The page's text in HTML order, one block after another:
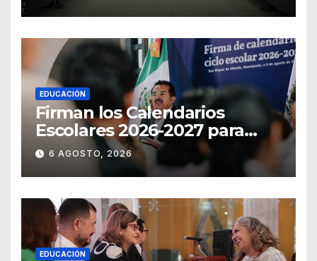
EDUCACIÓN
Firman los Calendarios
Escolares 2026-2027 para
Guanajuato
6 AGOSTO, 2026
EDUCACIÓN